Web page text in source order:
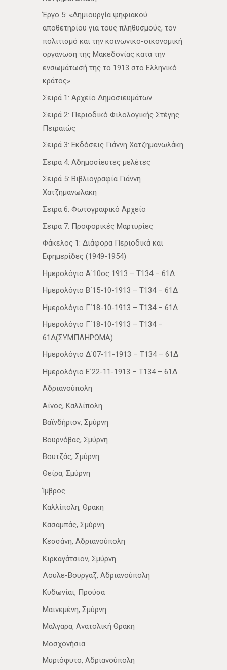
Έργο 5: «Δημιουργία ψηφιακού
αποθετηρίου για τους πληθυσμούς, τον
πολιτισμό και την κοινωνικο-οικονομική
οργάνωση της Μακεδονίας κατά την
ενσωμάτωσή της το 1913 στο Ελληνικό
κράτος»
Σειρά 1: Αρχείο Δημοσιευμάτων
Σειρά 2: Περιοδικό Φιλολογικής Στέγης
Πειραιώς
Σειρά 3: Εκδόσεις Γιάννη Χατζημανωλάκη
Σειρά 4: Αδημοσίευτες μελέτες
Σειρά 5: Βιβλιογραφία Γιάννη
Χατζημανωλάκη
Σειρά 6: Φωτογραφικό Αρχείο
Σειρά 7: Προφορικές Μαρτυρίες
Φάκελος 1: Διάφορα Περιοδικά και
Εφημερίδες (1949-1954)
Ημερολόγιο Α΄10ος 1913 – Τ134 – 61Δ
Ημερολόγιο Β΄15-10-1913 – Τ134 – 61Δ
Ημερολόγιο Γ΄18-10-1913 – Τ134 – 61Δ
Ημερολόγιο Γ΄18-10-1913 – Τ134 –
61Δ(ΣΥΜΠΛΗΡΩΜΑ)
Ημερολόγιο Δ΄07-11-1913 – Τ134 – 61Δ
Ημερολόγιο Ε΄22-11-1913 – Τ134 – 61Δ
Αδριανούπολη
Αίνος, Καλλίπολη
Βαϊνδήριον, Σμύρνη
Βουρνόβας, Σμύρνη
Βουτζάς, Σμύρνη
Θείρα, Σμύρνη
Ίμβρος
Καλλίπολη, Θράκη
Κασαμπάς, Σμύρνη
Κεσσάνη, Αδριανούπολη
Κιρκαγάτσιον, Σμύρνη
Λουλε-Βουργάζ, Αδριανούπολη
Κυδωνίαι, Προύσα
Μαινεμένη, Σμύρνη
Μάλγαρα, Ανατολική Θράκη
Μοσχονήσια
Μυριόφυτο, Αδριανούπολη